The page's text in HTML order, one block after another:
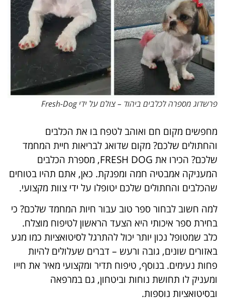
פרשדוג מספרה לכלבים ביהוד – צולם על ידי Fresh-Dog
מחפשים מקום חם ואוהב לטפח בו את הכלבים
והחתולים שלכם? מקום שדואג לבריאות חיית המחמד
שלכם? הכירו את FRESH DOG, מספרת הכלבים
המעניקה אמבטיה חמה ומפנקת. כאן, אתם תהיו בטוחים
שהכלבים והחתולים שלכם יטופלו על ידי צוות מקצועי.
למה חשוב לבחור ספר טוב עבור חיות המחמד שלכם? כי
בחירת ספר איכותי היא הצעד הראשון לטיפוח מוצלח.
כלב שמטופל נכון יותר יכול להתרגל לסיטואציות כמו מגע
באזורים שונים, גובה ורעש – דברים שעלולים להיות
פחות נעימים. בנוסף, טיפוח תדיר ומקצועי מאיר את חייו
ומעניק לו תחושת נוחות וביטחון, גם במרפאה
ובסיטואציות נוספות.